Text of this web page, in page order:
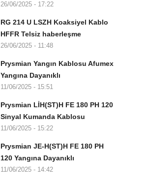
26/06/2025 - 17:22
RG 214 U LSZH Koaksiyel Kablo
HFFR Telsiz haberleşme
26/06/2025 - 11:48
Prysmian Yangın Kablosu Afumex
Yangına Dayanıklı
11/06/2025 - 15:51
Prysmian LİH(ST)H FE 180 PH 120
Sinyal Kumanda Kablosu
11/06/2025 - 15:22
Prysmian JE-H(ST)H FE 180 PH
120 Yangına Dayanıklı
11/06/2025 - 14:42